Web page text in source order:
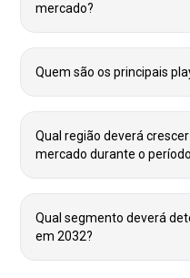
mercado?
Quem são os principais
Qual região deverá
mercado durante o
Qual segmento deverá
em 2032?